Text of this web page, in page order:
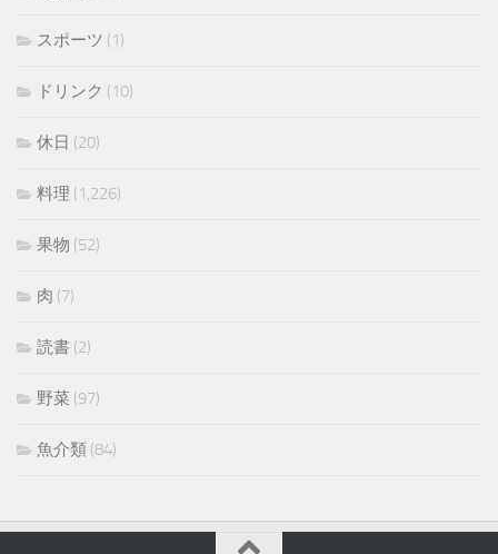
スポーツ (1)
ドリンク (10)
休日 (20)
料理 (1,226)
果物 (52)
肉 (7)
読書 (2)
野菜 (97)
魚介類 (84)